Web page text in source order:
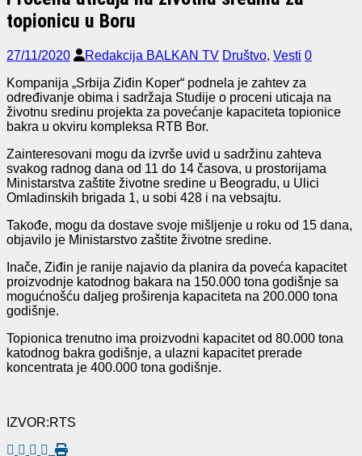
topionicu u Boru
27/11/2020 Redakcija BALKAN TV Društvo, Vesti 0
Kompanija „Srbija Ziđin Koper“ podnela je zahtev za
određivanje obima i sadržaja Studije o proceni uticaja na
životnu sredinu projekta za povećanje kapaciteta topionice
bakra u okviru kompleksa RTB Bor.
Zainteresovani mogu da izvrše uvid u sadržinu zahteva
svakog radnog dana od 11 do 14 časova, u prostorijama
Ministarstva zaštite životne sredine u Beogradu, u Ulici
Omladinskih brigada 1, u sobi 428 i na vebsajtu.
Takođe, mogu da dostave svoje mišljenje u roku od 15 dana,
objavilo je Ministarstvo zaštite životne sredine.
Inače, Ziđin je ranije najavio da planira da poveća kapacitet
proizvodnje katodnog bakara na 150.000 tona godišnje sa
mogućnošću daljeg proširenja kapaciteta na 200.000 tona
godišnje.
Topionica trenutno ima proizvodni kapacitet od 80.000 tona
katodnog bakra godišnje, a ulazni kapacitet prerade
koncentrata je 400.000 tona godišnje.
IZVOR:RTS